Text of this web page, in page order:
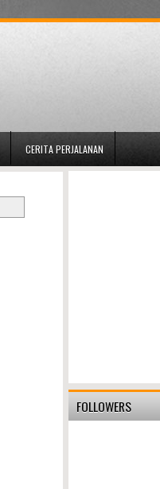
CERITA PERJALANAN
FOLLOWERS